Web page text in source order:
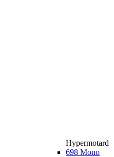
Hypermotard
698 Mono